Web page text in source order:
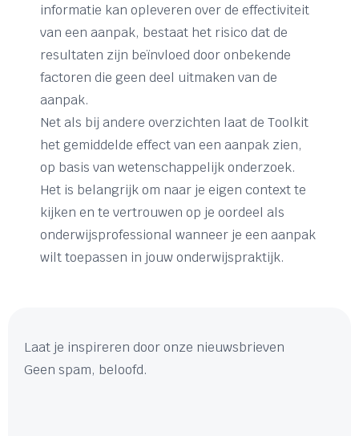
informatie kan opleveren over de effectiviteit
van een aanpak, bestaat het risico dat de
resultaten zijn beïnvloed door onbekende
factoren die geen deel uitmaken van de
aanpak.
Net als bij andere overzichten laat de Toolkit
het gemiddelde effect van een aanpak zien,
op basis van wetenschappelijk onderzoek.
Het is belangrijk om naar je eigen context te
kijken en te vertrouwen op je oordeel als
onderwijsprofessional wanneer je een aanpak
wilt toepassen in jouw onderwijspraktijk.
Laat je inspireren door onze nieuwsbrieven
Geen spam, beloofd.